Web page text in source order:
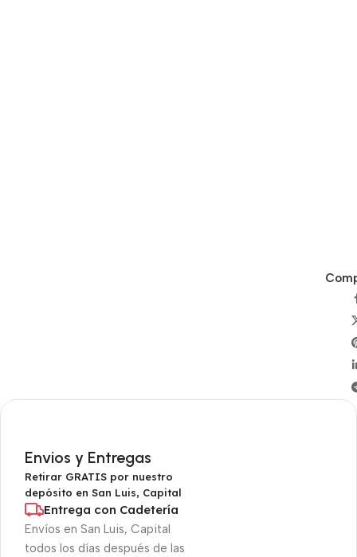
Envios y Entregas
Retirar GRATIS por nuestro
depósito en San Luis, Capital
Entrega con Cadetería
Envíos en San Luis, Capital
todos los días después de las